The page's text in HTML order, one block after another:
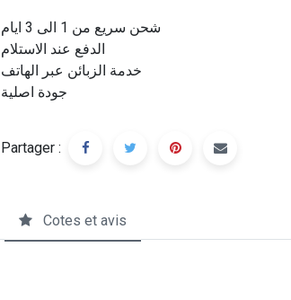
شحن سريع من 1 الى 3 ايام
الدفع عند الاستلام
خدمة الزبائن عبر الهاتف
جودة اصلية
Partager :
Cotes et avis